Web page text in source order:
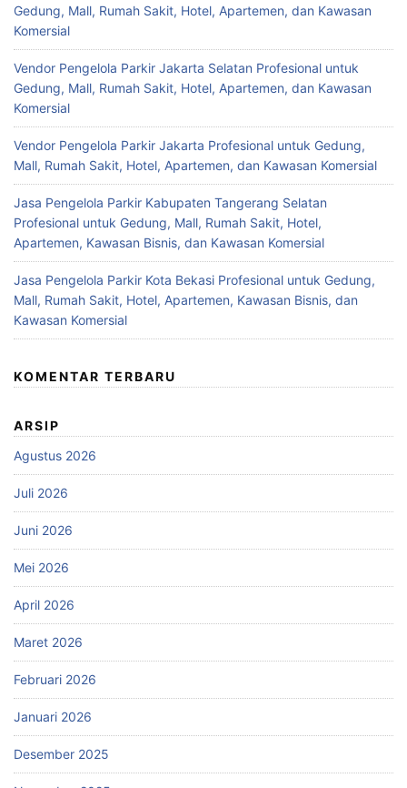
Gedung, Mall, Rumah Sakit, Hotel, Apartemen, dan Kawasan
Komersial
Vendor Pengelola Parkir Jakarta Selatan Profesional untuk
Gedung, Mall, Rumah Sakit, Hotel, Apartemen, dan Kawasan
Komersial
Vendor Pengelola Parkir Jakarta Profesional untuk Gedung,
Mall, Rumah Sakit, Hotel, Apartemen, dan Kawasan Komersial
Jasa Pengelola Parkir Kabupaten Tangerang Selatan
Profesional untuk Gedung, Mall, Rumah Sakit, Hotel,
Apartemen, Kawasan Bisnis, dan Kawasan Komersial
Jasa Pengelola Parkir Kota Bekasi Profesional untuk Gedung,
Mall, Rumah Sakit, Hotel, Apartemen, Kawasan Bisnis, dan
Kawasan Komersial
KOMENTAR TERBARU
ARSIP
Agustus 2026
Juli 2026
Juni 2026
Mei 2026
April 2026
Maret 2026
Februari 2026
Januari 2026
Desember 2025